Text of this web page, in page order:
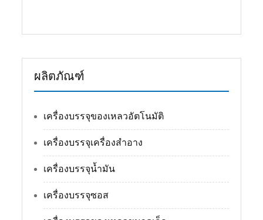
ผลิตภัณฑ์
เครื่องบรรจุของเหลวอัตโนมัติ
เครื่องบรรจุเครื่องสำอาง
เครื่องบรรจุน้ำมัน
เครื่องบรรจุซอส